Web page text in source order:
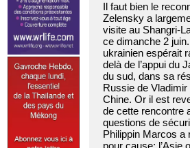
Il faut bien le
Zelensky a
visite au Shangri-
ce dimanche 2
ukrainien espérait
delà de l’appui du
du sud, dans sa
Russie de
Chine. Or il est
de cette rencontre
questions de
Philippin Marcos a